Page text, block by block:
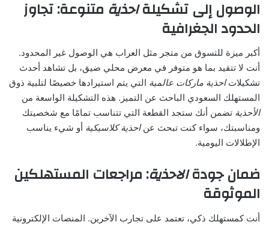
الوصول إلى تشكيلةاحذية متنوعة: تجاوز
الحدود الجغرافية
أكبر ميزة للتسوق من متجر مثل العراب هي الوصول غير المحدود.
أنت لا تتقيد بما هو متوفر في معرض محلي ضيق، بل تشاهد أحدث
تشكيلاتاحذية ماركات عالمية التي يتم استيرادها خصيصًا لتلبية ذوق
المستهلك السعودي الباحث عن التميز. هذه التشكيلة الواسعة من
الأحذية تضمن أنك ستجد القطعة التي تتناسب تمامًا مع شخصيتك
ومناسبتك، سواء كنت تبحث عناحذية كلاسيكية أو شيء يناسب
الإطلالات اليومية.
ضمان جودةالاحذية: مراجعات المستهلكين
الموثوقة
أنت كمستهلك ذكي، تعتمد على تجارب الآخرين. المنصات الإلكترونية